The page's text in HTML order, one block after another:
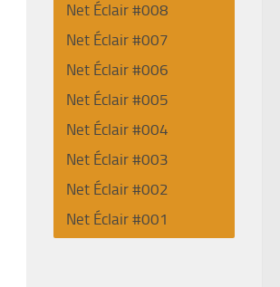
Net Éclair #008
Net Éclair #007
Net Éclair #006
Net Éclair #005
Net Éclair #004
Net Éclair #003
Net Éclair #002
Net Éclair #001